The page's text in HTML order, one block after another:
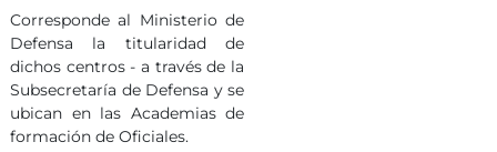
Corresponde al Ministerio de
Defensa la titularidad de
dichos centros - a través de la
Subsecretaría de Defensa y se
ubican en las Academias de
formación de Oficiales.